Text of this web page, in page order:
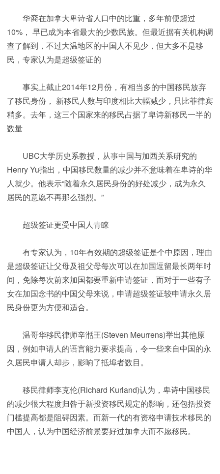
华裔在加拿大卑诗省人口中的比重，多年前便超过
10%， 早已成为本省最大的少数民族。但最近据有关机构调
查了解到，不过大温地区的中国人不见少，但大多不是移
民，专家认为是超级签证的
事实上截止2014年12月份，有相当多的中国移民放弃
了移民身份， 新移民人数与印度相比大幅减少，只比菲律宾
稍多。去年，这三个国家来的移民占据了卑诗新移民一半的
数量
UBC大学历史系教授，从事中国与加西关系研究的
Henry Yu指出，中国移民数量的减少并不意味着在卑诗的华
人就少。他表示“随着永久居民身份的好处减少，成为永久
居民的意愿不再那么强烈。”
超级签证更受中国人青睐
有专家认为，10年有效期的超级签证是个中原因，理由
是超级签证让父母及祖父母每次可以在加国逗留最长两年时
间，免除每次前来加国都要重新申请签证，而对于一些有子
女在加国念书的中国父母来说，申请超级签证较申请永久居
民身份更为方便和适合。
温哥华移民律师辛湉王(Steven Meurrens)举出其他原
因，例如申请人的语言能力要求提高，令一些来自中国的永
久居民申请人却步，影响了抵埠者数目。
移民律师李克伦(Richard Kurland)认为，卑诗中国移民
的减少很大程度归咎于新投资移民规定的影响，还包括投资
门槛提高都是阻碍因素。而新一代的有资格申请技术移民的
中国人，认为中国经济前景要好过加拿大而不愿移民。